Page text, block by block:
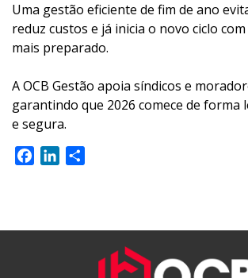
Uma gestão eficiente de fim de ano
reduz custos e já inicia o novo ciclo
mais preparado.
A OCB Gestão apoia síndicos e
garantindo que 2026 comece de forma
e segura.
FacebookLinkedIn